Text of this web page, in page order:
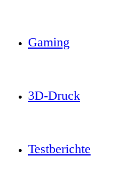
Gaming
3D-Druck
Testberichte